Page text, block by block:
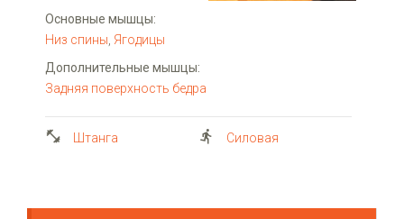
Основные мышцы:
Низ спины, Ягодицы
Дополнительные мышцы:
Задняя поверхность бедра
Штанга Силовая